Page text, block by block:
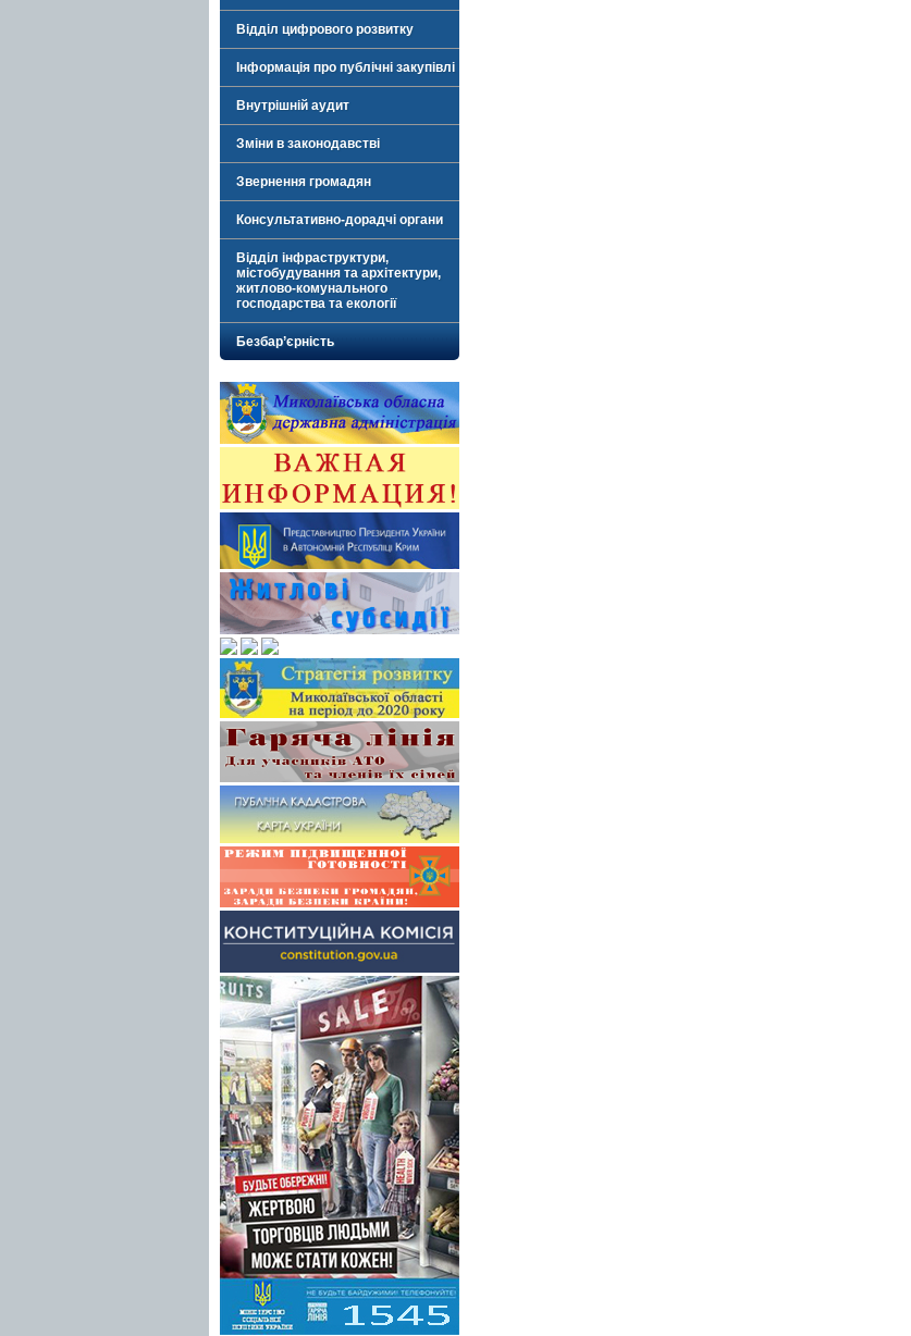
Відділ цифрового розвитку
Інформація про публічні закупівлі
Внутрішній аудит
Зміни в законодавстві
Звернення громадян
Консультативно-дорадчі органи
Відділ інфраструктури,
містобудування та архітектури,
житлово-комунального
господарства та екології
Безбар’єрність